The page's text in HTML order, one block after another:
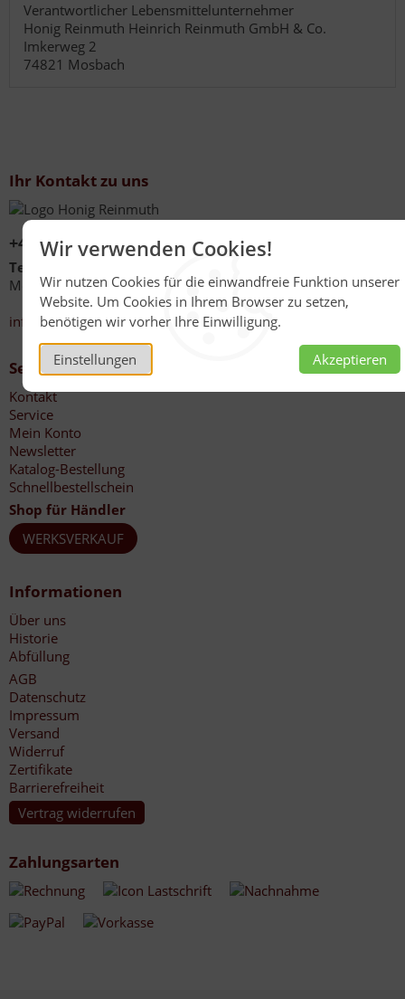
Wir verwenden Cookies!
Wir nutzen Cookies für die einwandfreie Funktion unserer
Website. Um Cookies in Ihrem Browser zu setzen,
benötigen wir vorher Ihre Einwilligung.
Einstellungen Akzeptieren
Verantwortlicher Lebensmittelunternehmer
Honig Reinmuth Heinrich Reinmuth GmbH & Co.
Imkerweg 2
74821 Mosbach
Ihr Kontakt zu uns
+49 (0)6267 1021
Telefonzeiten
Mo - Fr 08:00 - 12:00 Uhr
13:30 - 17:00 Uhr
info@honig-reinmuth.de
Service
Kontakt
Service
Mein Konto
Newsletter
Katalog-Bestellung
Schnellbestellschein
Shop für Händler
WERKSVERKAUF
Informationen
Über uns
Historie
Abfüllung
AGB
Datenschutz
Impressum
Versand
Widerruf
Zertifikate
Barrierefreiheit
Vertrag widerrufen
Zahlungsarten